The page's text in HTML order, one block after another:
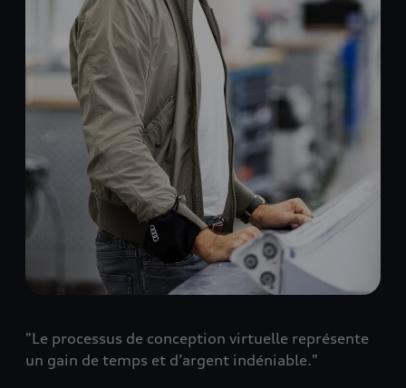
"Le processus de conception virtuelle représente
un gain de temps et d’argent indéniable."